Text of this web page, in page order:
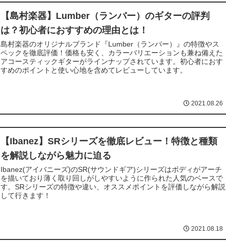
【島村楽器】Lumber（ランバー）のギターの評判
は？初心者におすすめの理由とは！
島村楽器のオリジナルブランド『Lumber（ランバー）』の特徴やス
ペックを徹底評価！価格も安く、カラーバリエーションも兼ね備えた
アコースティックギターがラインナップされています。初心者におす
すめのポイントと使い心地を含めてレビューしています。
2021.08.26
【Ibanez】SRシリーズを徹底レビュー！特徴と種類
を解説しながら魅力に迫る
Ibanez(アイバニーズ)のSR(サウンドギア)シリーズはボディがアーチ
を描いており薄く取り回しがしやすいように作られた人気のベースで
す。SRシリーズの特徴や違い、オススメポイントを評価しながら解説
して行きます！
2021.08.18